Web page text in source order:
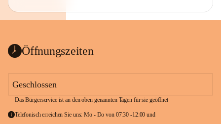
Öffnungszeiten
Geschlossen
Das Bürgerservice ist an den oben genannten Tagen für sie geöffnet
Telefonisch erreichen Sie uns: Mo - Do von 07:30 -12:00 und